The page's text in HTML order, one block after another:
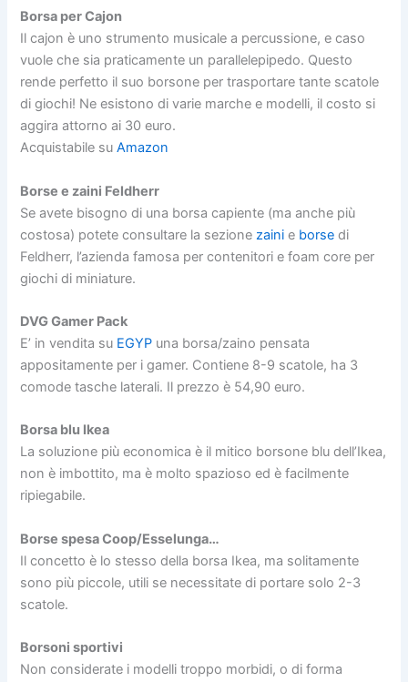
Borsa per Cajon
Il cajon è uno strumento musicale a percussione, e caso
vuole che sia praticamente un parallelepipedo. Questo
rende perfetto il suo borsone per trasportare tante scatole
di giochi! Ne esistono di varie marche e modelli, il costo si
aggira attorno ai 30 euro.
Acquistabile suAmazon
Borse e zaini Feldherr
Se avete bisogno di una borsa capiente (ma anche più
costosa) potete consultare la sezionezaini e borse di
Feldherr, l’azienda famosa per contenitori e foam core per
giochi di miniature.
DVG Gamer Pack
E’ in vendita su EGYP una borsa/zaino pensata
appositamente per i gamer. Contiene 8-9 scatole, ha 3
comode tasche laterali. Il prezzo è 54,90 euro.
Borsa blu Ikea
La soluzione più economica è il mitico borsone blu dell’Ikea,
non è imbottito, ma è molto spazioso ed è facilmente
ripiegabile.
Borse spesa Coop/Esselunga…
Il concetto è lo stesso della borsa Ikea, ma solitamente
sono più piccole, utili se necessitate di portare solo 2-3
scatole.
Borsoni sportivi
Non considerate i modelli troppo morbidi, o di forma